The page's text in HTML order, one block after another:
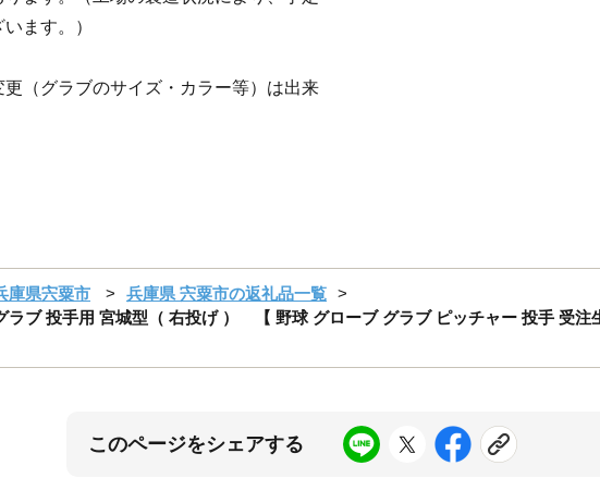
ます。）
（グラブのサイズ・カラー等）は出来
庫県宍粟市
兵庫県 宍粟市の返礼品一覧
ブ 投手用 宮城型（ 右投げ ） 【 野球 グローブ グラブ ピッチャー 投手 受注
このページをシェアする